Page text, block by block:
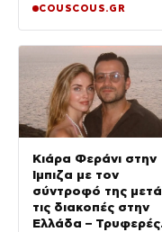
COUSCOUS.GR
Κιάρα Φεράνι στην
Ίμπιζα με τον
σύντροφό της μετά
τις διακοπές στην
Ελλάδα – Τρυφερές